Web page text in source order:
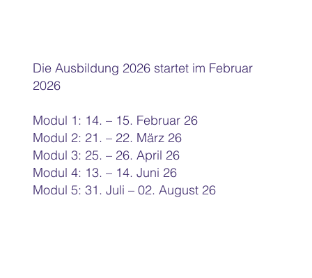
Die Ausbildung 2026 startet im Februar
2026
Modul 1: 14. – 15. Februar 26
Modul 2: 21. – 22. März 26
Modul 3: 25. – 26. April 26
Modul 4: 13. – 14. Juni 26
Modul 5: 31. Juli – 02. August 26